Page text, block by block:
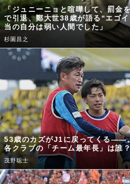
「ジュニーニョと喧嘩して、罰金
で引退、鄭大世38歳が語る“エゴ
当の自分は弱い人間でした」
杉園昌之
53歳のカズがJ1に戻ってくる――
各クラブの「チーム最年長」は誰
茂野聡士